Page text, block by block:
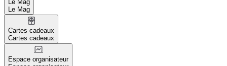
Le Mag
Le Mag
Cartes cadeaux
Cartes cadeaux
Espace organisateur